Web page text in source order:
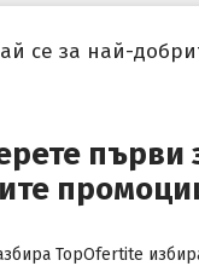
баскетбол,
шезлонги на
Вторник вместо
се за най-
първи
TopOfertite